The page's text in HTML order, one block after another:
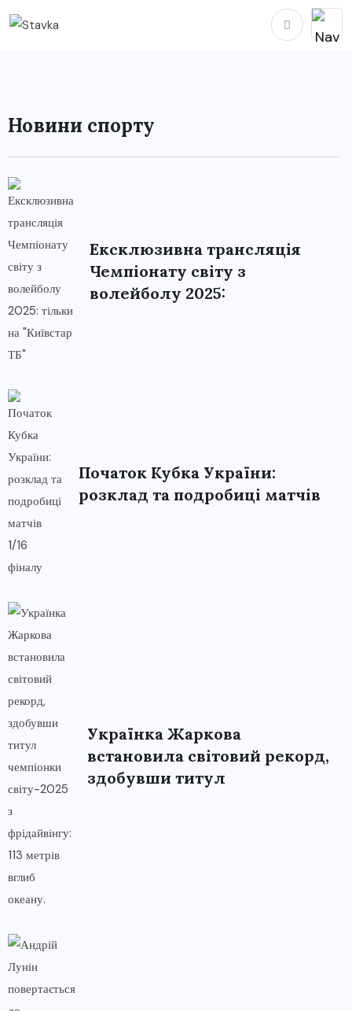
Новини спорту
Ексклюзивна трансляція
Чемпіонату світу з
волейболу 2025:
Початок Кубка України:
розклад та подробиці матчів
Українка Жаркова
встановила світовий рекорд,
здобувши титул